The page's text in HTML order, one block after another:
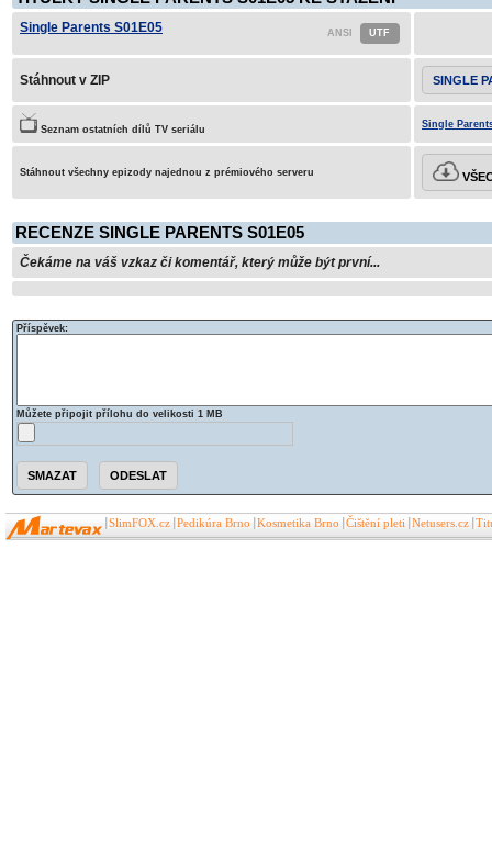
Single Parents S01E05
Stáhnout v ZIP SINGLE
Seznam ostatních dílů TV seriálu Single
Stáhnout všechny epizody najednou z prémiového serveru
RECENZE SINGLE PARENTS S01E05
Čekáme na váš vzkaz či komentář, který může být první...
Příspěvek:
Můžete připojit přílohu do velikosti 1 MB
SlimFOX.cz Pedikúra Brno Kosmetika Brno Čištění pleti Netusers.cz